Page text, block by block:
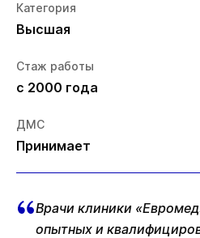
Категория
Высшая
Стаж работы
с 2000 года
ДМС
Принимает
Врачи клиники
опытных и